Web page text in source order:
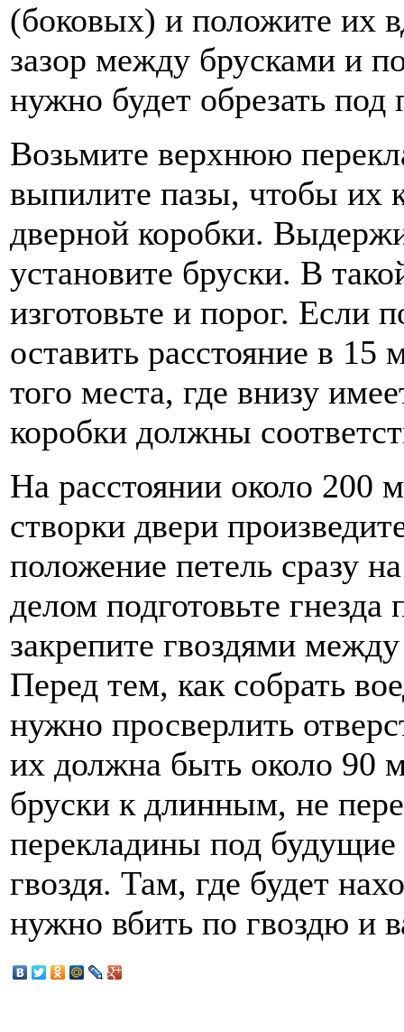
(боковых) и положите их
зазор между брусками и
нужно будет обрезать
Возьмите верхнюю
выпилите пазы, чтобы их
дверной коробки.
установите бруски. В
изготовьте и порог. Если
оставить расстояние в 15
того места, где внизу
коробки должны
На расстоянии около 200
створки двери
положение петель сразу
делом подготовьте
закрепите гвоздями
Перед тем, как собрать
нужно просверлить
их должна быть около 90
бруски к длинным, не
перекладины под
гвоздя. Там, где будет
нужно вбить по гвоздю и